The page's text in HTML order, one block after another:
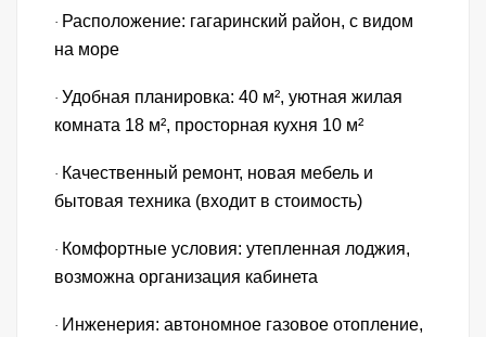
· Расположение: гагаринский район, с видом
на море
· Удобная планировка: 40 м², уютная жилая
комната 18 м², просторная кухня 10 м²
· Качественный ремонт, новая мебель и
бытовая техника (входит в стоимость)
· Комфортные условия: утепленная лоджия,
возможна организация кабинета
· Инженерия: автономное газовое отопление,